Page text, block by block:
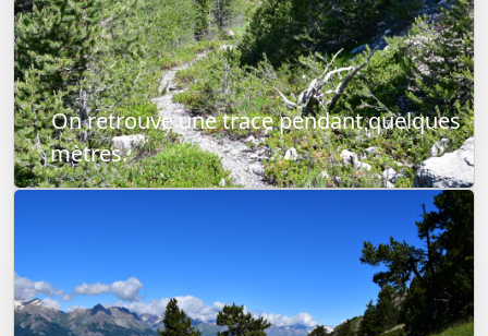
On retrouve une trace pendant quelques
mètres.